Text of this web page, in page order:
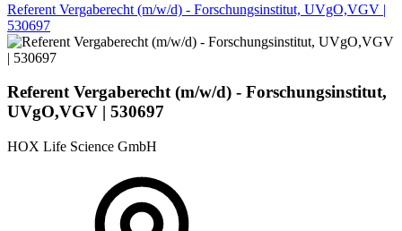
Referent Vergaberecht (m/w/d) - Forschungsinstitut, UVgO,VGV |
530697
Referent Vergaberecht (m/w/d) - Forschungsinstitut,
UVgO,VGV | 530697
HOX Life Science GmbH